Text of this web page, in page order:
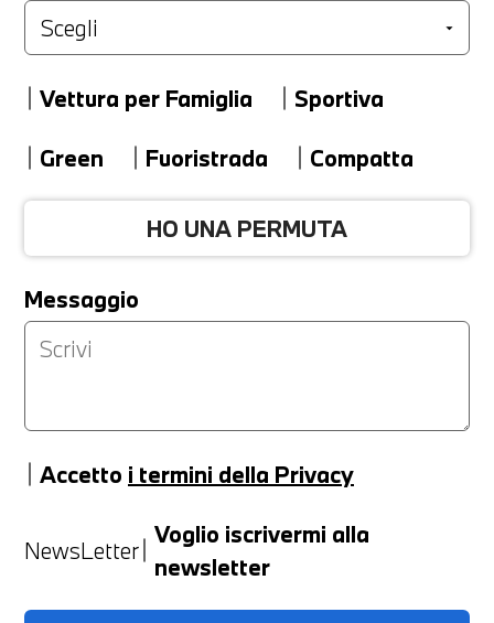
Vettura per Famiglia
Sportiva
Green
Fuoristrada Compatta
HO UNA PERMUTA
Marca
Modello
Versione
Messaggio
Accetto i termini della Privacy
NewsLetter
Voglio iscrivermi alla
newsletter